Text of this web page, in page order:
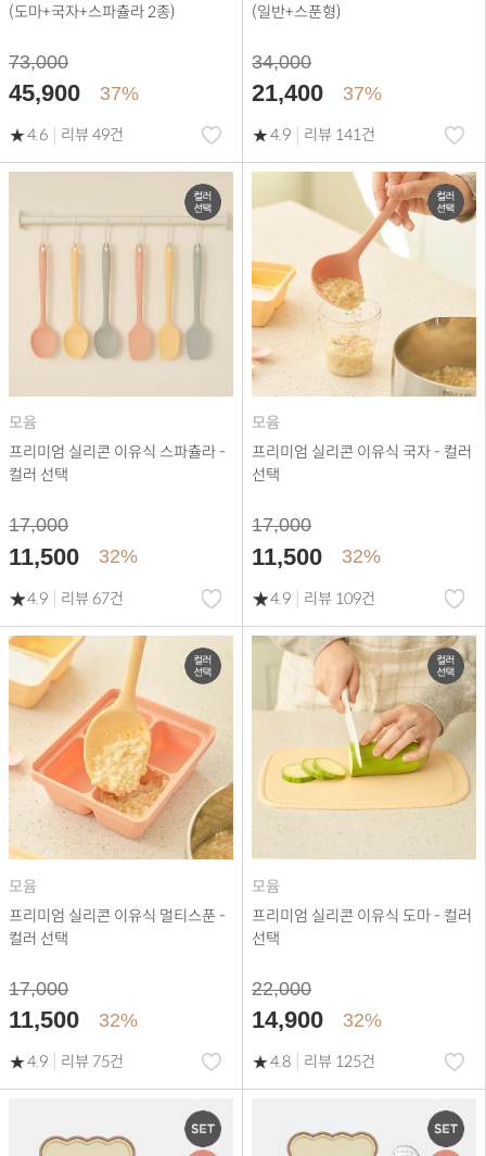
(도마+국자+스파츌라 2종)
73,000
45,900 37%
4.6 리뷰 49건
(일반+스푼형)
34,000
21,400 37%
4.9 리뷰 141건
모윰
프리미엄 실리콘 이유식 스파츌라 -
컬러 선택
17,000
11,500 32%
4.9 리뷰 67건
모윰
프리미엄 실리콘 이유식 국자 - 컬러
선택
17,000
11,500 32%
4.9 리뷰 109건
모윰
프리미엄 실리콘 이유식 멀티스푼 -
컬러 선택
17,000
11,500 32%
4.9 리뷰 75건
모윰
프리미엄 실리콘 이유식 도마 - 컬러
선택
22,000
14,900 32%
4.8 리뷰 125건